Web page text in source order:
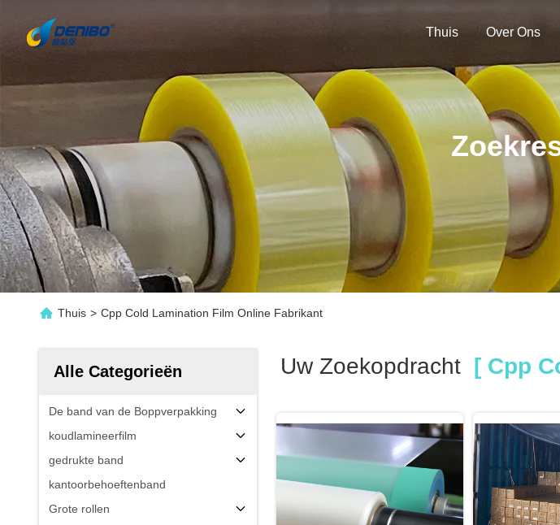
Thuis Over Ons
Thuis > Cpp Cold Lamination Film Online Fabrikant
Alle Categorieën
De band van de Boppverpakking
koudlamineerfilm
gedrukte band
kantoorbehoeftenband
Grote rollen
Uw Zoekopdracht [ Cpp